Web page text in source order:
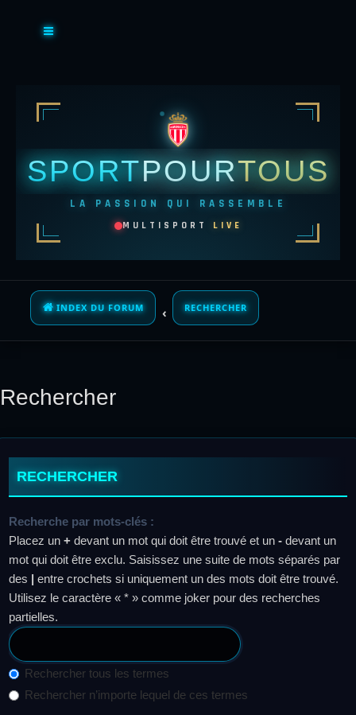
SPORTPOURTOUS
LA PASSION QUI RASSEMBLE
MULTISPORT LIVE
INDEX DU FORUM RECHERCHER
Rechercher
RECHERCHER
Recherche par mots-clés :
Placez un + devant un mot qui doit être trouvé et un - devant un
mot qui doit être exclu. Saisissez une suite de mots séparés par
des | entre crochets si uniquement un des mots doit être trouvé.
Utilisez le caractère « * » comme joker pour des recherches
partielles.
Rechercher tous les termes
Rechercher n’importe lequel de ces termes